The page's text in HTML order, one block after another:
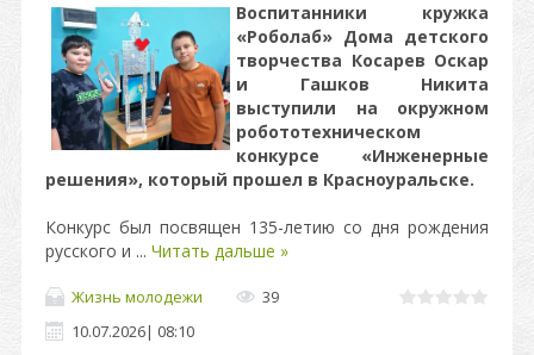
Воспитанники кружка
«Роболаб» Дома детского
творчества Косарев Оскар
и Гашков Никита
выступили на окружном
робототехническом
конкурсе «Инженерные
решения», который прошел в Красноуральске.
Конкурс был посвящен 135-летию со дня рождения
русского и ... Читать дальше »
Жизнь молодежи
39
10.07.2026| 08:10